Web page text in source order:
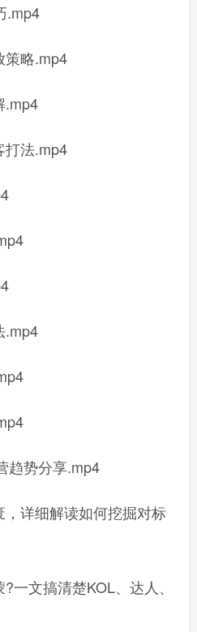
.mp4
策略.mp4
.mp4
打法.mp4
.mp4
趋势分享.mp4
详细解读如何挖掘对标
一文搞清楚KOL、达人、